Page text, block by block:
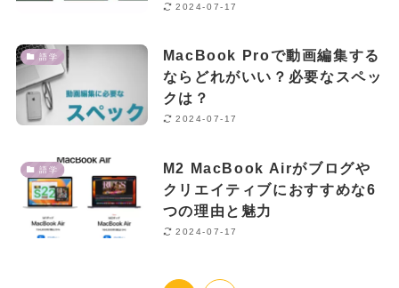
2024-07-17
語学
MacBook Proで動画編集する
ならどれがいい？必要なスペッ
クは？
2024-07-17
語学
M2 MacBook Airがブログや
クリエイティブにおすすめな6
つの理由と魅力
2024-07-17